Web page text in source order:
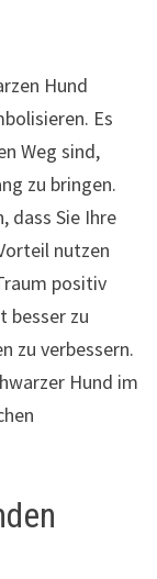
Hund
Es
Weg sind,
zu bringen.
dass Sie Ihre
nutzen
positiv
besser zu
zu verbessern.
Hund im